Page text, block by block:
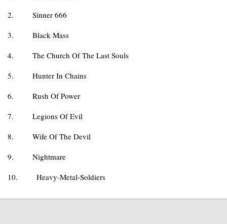
2.
Sinner 666
3.
Black Mass
4.
The Church Of The Last Souls
5.
Hunter In Chains
6.
Rush Of Power
7.
Legions Of Evil
8.
Wife Of The Devil
9.
Nightmare
10.
Heavy-Metal-Soldiers